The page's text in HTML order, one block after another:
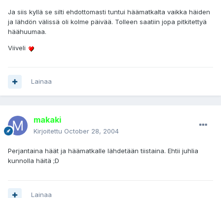
Ja siis kyllä se silti ehdottomasti tuntui häämatkalta vaikka häiden
ja lähdön välissä oli kolme päivää. Tolleen saatiin jopa pitkitettyä
häähuumaa.
Viiveli
Lainaa
makaki
Kirjoitettu October 28, 2004
Perjantaina häät ja häämatkalle lähdetään tiistaina. Ehtii juhlia
kunnolla häitä ;D
Lainaa